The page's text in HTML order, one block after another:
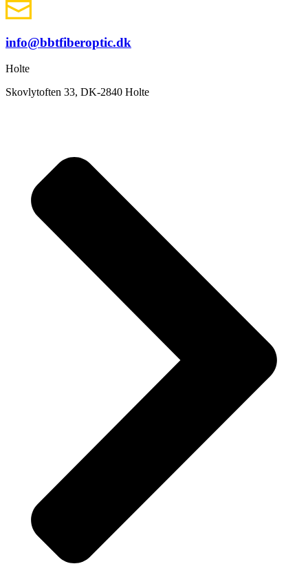
info@bbtfiberoptic.dk
Holte
Skovlytoften 33, DK-2840 Holte